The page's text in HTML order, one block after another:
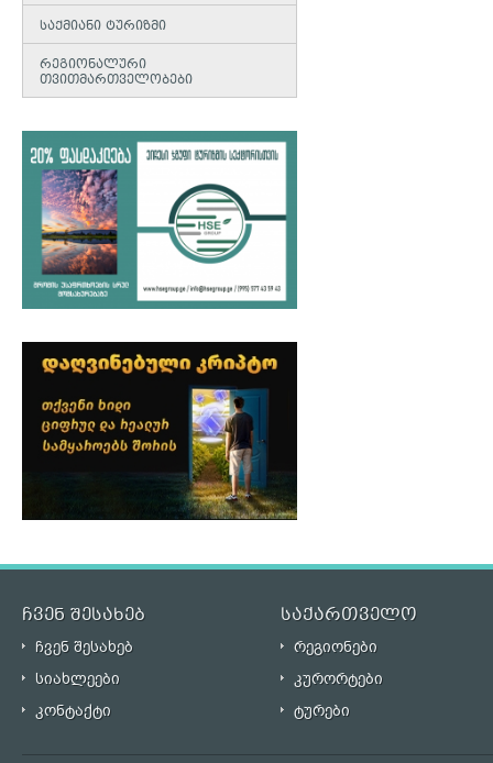
საქმიანი ტურიზმი
რეგიონალური
თვითმართველობები
ჩვენ შესახებ საქართველო
ჩვენ შესახებ
რეგიონები
სიახლეები
კურორტები
კონტაქტი
ტურები